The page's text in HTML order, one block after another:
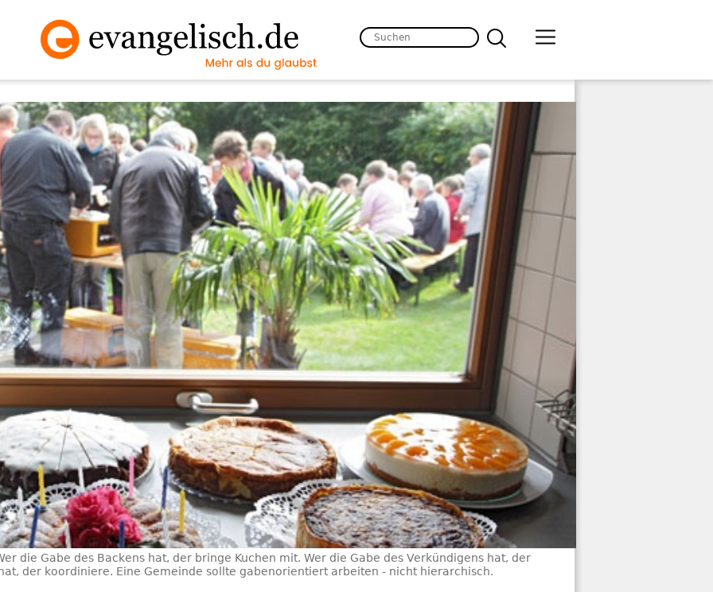
die Gabe des Backens hat, der bringe Kuchen mit. Wer die Gabe des Verkündigens hat, der
der koordiniere. Eine Gemeinde sollte gabenorientiert arbeiten - nicht hierarchisch.